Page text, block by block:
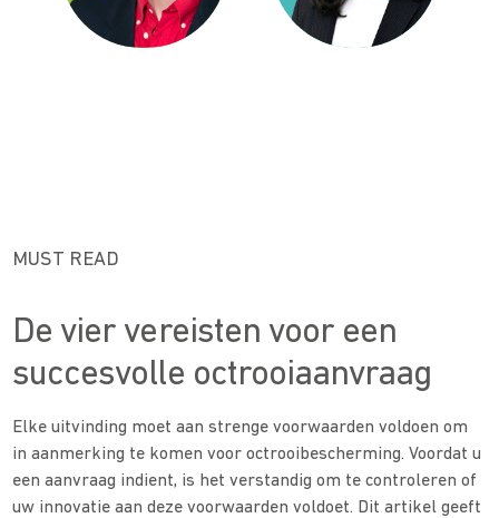
MUST READ
De vier vereisten voor een
succesvolle octrooiaanvraag
Elke uitvinding moet aan strenge voorwaarden voldoen om
in aanmerking te komen voor octrooibescherming. Voordat u
een aanvraag indient, is het verstandig om te controleren of
uw innovatie aan deze voorwaarden voldoet. Dit artikel geeft